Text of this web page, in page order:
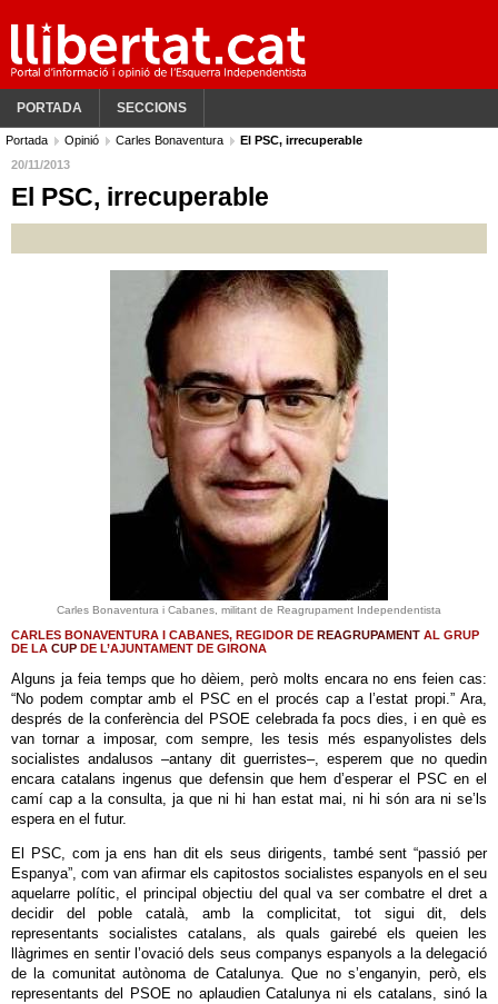
PORTADA SECCIONS
Portada Opinió Carles Bonaventura
El PSC, irrecuperable
20/11/2013
El PSC, irrecuperable
Carles Bonaventura i Cabanes, militant de Reagrupament Independentista
CARLES BONAVENTURA I CABANES, REGIDOR DE REAGRUPAMENT AL GRUP
DE LA CUP DE L’AJUNTAMENT DE GIRONA
Alguns ja feia temps que ho dèiem, però molts encara no ens feien cas:
“No podem comptar amb el PSC en el procés cap a l’estat propi.” Ara,
després de la conferència del PSOE celebrada fa pocs dies, i en què es
van tornar a imposar, com sempre, les tesis més espanyolistes dels
socialistes andalusos –antany dit guerristes–, esperem que no quedin
encara catalans ingenus que defensin que hem d’esperar el PSC en el
camí cap a la consulta, ja que ni hi han estat mai, ni hi són ara ni se’ls
espera en el futur.
El PSC, com ja ens han dit els seus dirigents, també sent “passió per
Espanya”, com van afirmar els capitostos socialistes espanyols en el seu
aquelarre polític, el principal objectiu del qual va ser combatre el dret a
decidir del poble català, amb la complicitat, tot sigui dit, dels
representants socialistes catalans, als quals gairebé els queien les
llàgrimes en sentir l’ovació dels seus companys espanyols a la delegació
de la comunitat autònoma de Catalunya. Que no s’enganyin, però, els
representants del PSOE no aplaudien Catalunya ni els catalans, sinó la